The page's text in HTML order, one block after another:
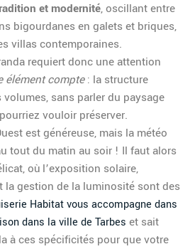
et modernité, oscillant entre
bigourdanes en galets et briques,
villas contemporaines.
requiert donc une attention
élément compte: la structure
volumes, sans parler du paysage
vouloir préserver.
est généreuse, mais la météo
tout du matin au soir ! Il faut alors
où l’exposition solaire,
la gestion de la luminosité sont des
Habitat vous accompagne dans
dans la ville de Tarbes et sait
à ces spécificités pour que votre